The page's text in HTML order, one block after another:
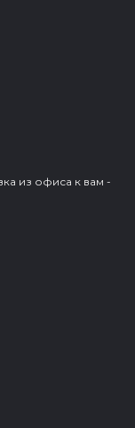
из офиса к вам -